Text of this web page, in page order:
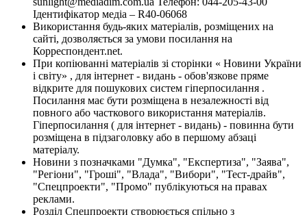
Ідентифікатор медіа – R40-06068
Використання будь-яких матеріалів, розміщених на
сайті, дозволяється за умови посилання на
Корреспондент.net.
При копіюванні матеріалів зі сторінки « Новини України
і світу» , для інтернет - видань - обов'язкове пряме
відкрите для пошукових систем гіперпосилання .
Посилання має бути розміщена в незалежності від
повного або часткового використання матеріалів.
Гіперпосилання ( для інтернет - видань) - повинна бути
розміщена в підзаголовку або в першому абзаці
матеріалу.
Новини з позначками "Думка", "Експертиза", "Заява",
"Регіони", "Гроші", "Влада", "Вибори", "Тест-драйв",
"Спецпроекти", "Промо" публікуються на правах
реклами.
Розділ Спецпроекти створюється спільно з